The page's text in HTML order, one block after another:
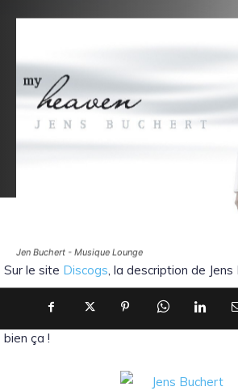
Jen Buchert - Musique Lounge
Sur le site Discogs, la description de
German producer of Chill, Downtempo,
Ambient & Techno. Owner of JeBu
bien ça !